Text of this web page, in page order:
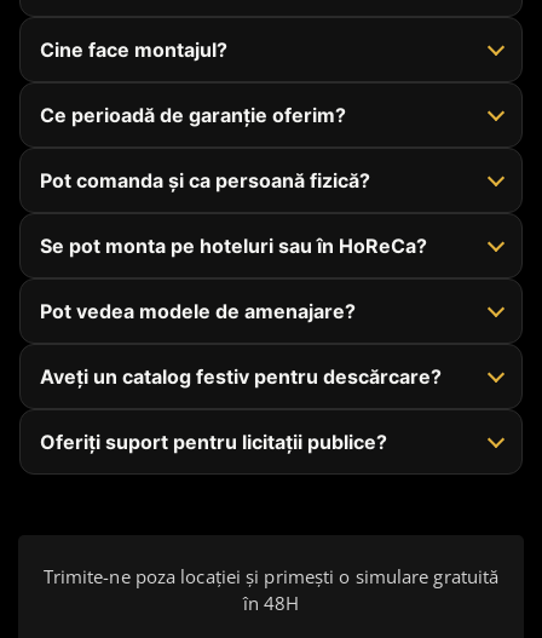
Cine face montajul?
Ce perioadă de garanție oferim?
Pot comanda și ca persoană fizică?
Se pot monta pe hoteluri sau în HoReCa?
Pot vedea modele de amenajare?
Aveți un catalog festiv pentru descărcare?
Oferiți suport pentru licitații publice?
Trimite-ne poza locației și primești o simulare gratuită
în 48H